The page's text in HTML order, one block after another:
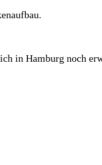
in Hamburg noch